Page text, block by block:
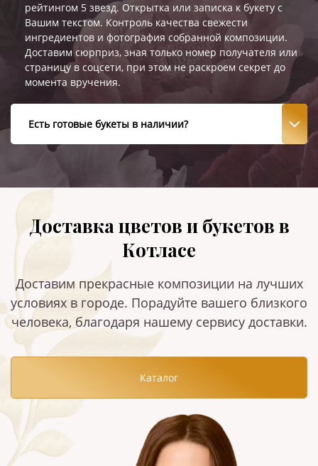
рейтингом 5 звезд. Открытка или записка к букету с
Вашим текстом. Контроль качества свежести
ингредиентов и фотография собранной композиции.
Доставим сюрприз, зная только номер получателя или
страницу в соцсети, при этом не раскроем секрет до
момента вручения.
Есть готовые букеты в наличии?
Доставка цветов и букетов в
Котласе
Доставим прекрасные композиции на лучших
условиях в городе. Порадуйте вашего близкого
человека, благодаря нашему сервису доставки.
Каталог